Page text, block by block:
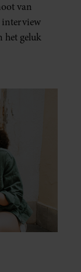
van
interview
het geluk